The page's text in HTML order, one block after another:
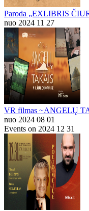
Paroda „EXLIBRIS
nuo 2024 11 27
VR filmas ~ANGELŲ
nuo 2024 08 01
Events on 2024 12 31